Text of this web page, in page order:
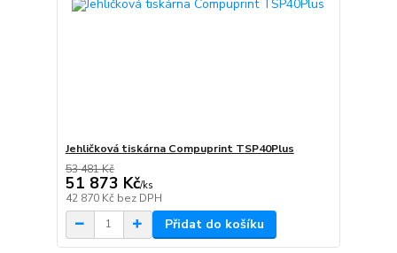
Jehličková tiskárna Compuprint TSP40Plus
53 481 Kč
51 873 Kč/ks
42 870 Kč bez DPH
Přidat do košíku